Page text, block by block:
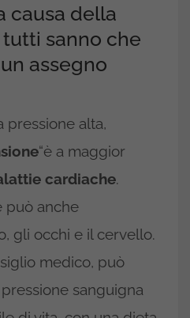
causa della
sanno che
assegno
pressione alta,
“è a maggior
cardiache.
può anche
gli occhi e il cervello.
medico, può
sanguigna